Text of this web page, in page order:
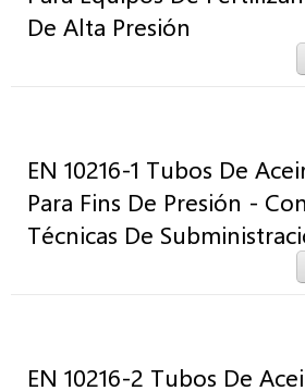
De Alta Presión
EN 10216-1 Tubos De
Para Fins De Presión -
Técnicas De
EN 10216-2 Tubos De